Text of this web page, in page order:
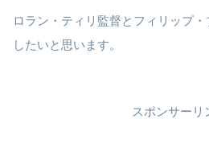
ロラン・ティリ監督とフィリップ
したいと思います。
スポンサーリ